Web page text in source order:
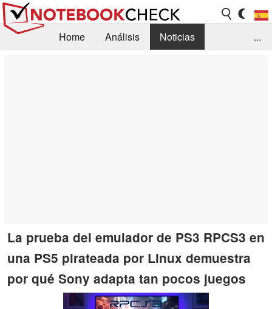
Home Análisis
Noticias
...
La prueba del emulador de PS3 RPCS3 en
una PS5 pirateada por Linux demuestra
por qué Sony adapta tan pocos juegos